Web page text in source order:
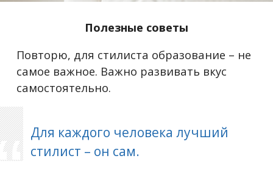
Полезные советы
Повторю, для стилиста образование – не
самое важное. Важно развивать вкус
самостоятельно.
Для каждого человека лучший
стилист – он сам.